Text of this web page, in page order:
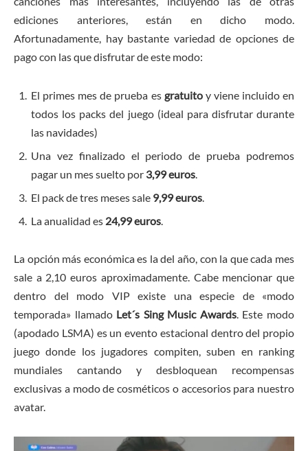
ediciones anteriores, están en dicho modo.
Afortunadamente, hay bastante variedad de opciones de
pago con las que disfrutar de este modo:
El primes mes de prueba es gratuitoy viene incluido en
todos los packs del juego (ideal para disfrutar durante
las navidades)
Una vez finalizado el periodo de prueba podremos
pagar un mes suelto por 3,99 euros
El pack de tres meses sale 9,99 euros
La anualidad es 24,99 euros
La opción más económica es la del año, con la que cada mes
sale a 2,10 euros aproximadamente. Cabe mencionar que
dentro del modo VIP existe una especie de «modo
temporada» llamado Let´s Sing Music Awards. Este modo
(apodado LSMA) es un evento estacional dentro del propio
juego donde los jugadores compiten, suben en ranking
mundiales cantando y desbloquean recompensas
exclusivas a modo de cosméticos o accesorios para nuestro
avatar.